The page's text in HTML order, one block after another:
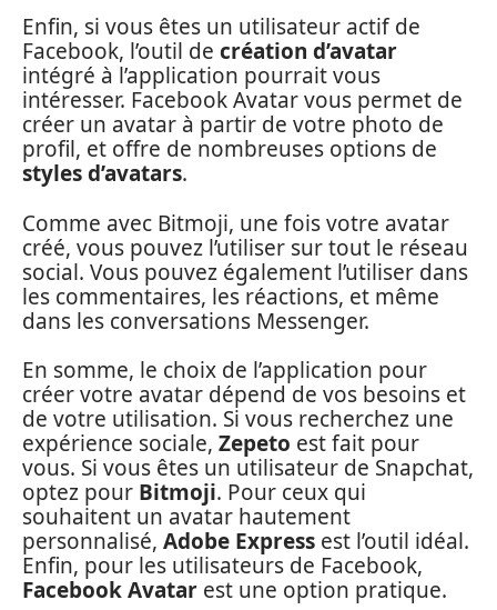
Enfin, si vous êtes un utilisateur actif de
Facebook, l’outil de création d’avatar
intégré à l’application pourrait vous
intéresser. Facebook Avatar vous permet de
créer un avatar à partir de votre photo de
profil, et offre de nombreuses options de
styles d’avatars.
Comme avec Bitmoji, une fois votre avatar
créé, vous pouvez l’utiliser sur tout le réseau
social. Vous pouvez également l’utiliser dans
les commentaires, les réactions, et même
dans les conversations Messenger.
En somme, le choix de l’application pour
créer votre avatar dépend de vos besoins et
de votre utilisation. Si vous recherchez une
expérience sociale, Zepeto est fait pour
vous. Si vous êtes un utilisateur de Snapchat,
optez pour Bitmoji. Pour ceux qui
souhaitent un avatar hautement
personnalisé, Adobe Express est l’outil idéal.
Enfin, pour les utilisateurs de Facebook,
Facebook Avatar est une option pratique.